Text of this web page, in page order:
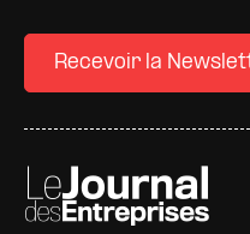
Recevoir la